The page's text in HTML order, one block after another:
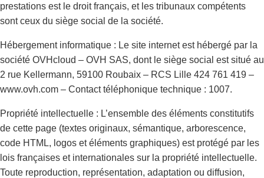
prestations est le droit français, et les tribunaux compétents
sont ceux du siège social de la société.
Hébergement informatique : Le site internet est hébergé par la
société OVHcloud – OVH SAS, dont le siège social est situé au
2 rue Kellermann, 59100 Roubaix – RCS Lille 424 761 419 –
www.ovh.com – Contact téléphonique technique : 1007.
Propriété intellectuelle : L’ensemble des éléments constitutifs
de cette page (textes originaux, sémantique, arborescence,
code HTML, logos et éléments graphiques) est protégé par les
lois françaises et internationales sur la propriété intellectuelle.
Toute reproduction, représentation, adaptation ou diffusion,